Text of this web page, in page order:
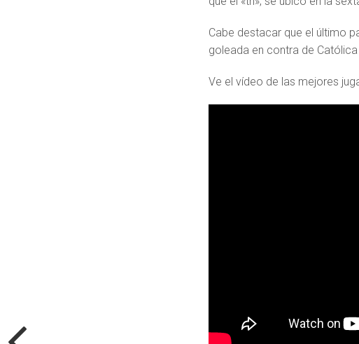
Cabe destacar que el último
goleada en contra de
Ve el vídeo de las mejores